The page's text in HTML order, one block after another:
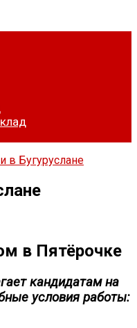
в Бугуруслане
в Пятёрочке
кандидатам на
условия работы: